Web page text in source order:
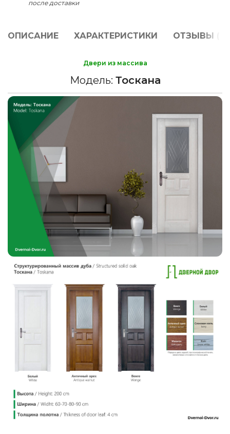
после доставки
ОПИСАНИЕ ХАРАКТЕРИСТИКИ ОТЗЫВЫ (0)
Двери из массива
Модель: Тоскана